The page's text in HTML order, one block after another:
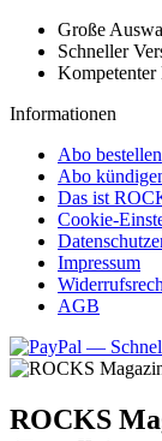
Große
Schneller
Kompetenter
Informationen
Abo bestellen
Abo
Das ist
Cookie-
Impressum
AGB
ROCKS